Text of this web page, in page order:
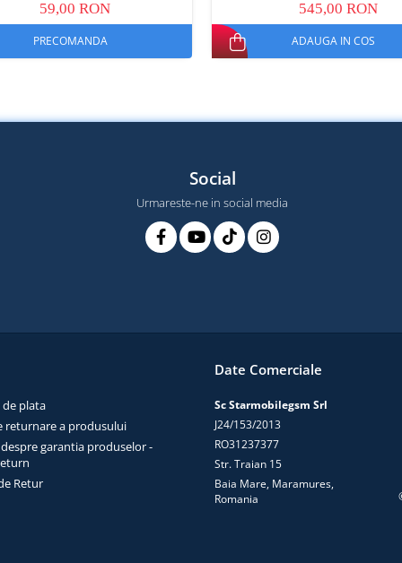
59,00 RON
PRECOMANDA
545,00 RON
ADAUGA IN COS
Social
Urmareste-ne in social media
plata
returnare a produsului
garantia produselor -
Retur
Date Comerciale
Sc Starmobilegsm Srl
J24/153/2013
RO31237377
Str. Traian 15
Baia Mare, Maramures,
Romania